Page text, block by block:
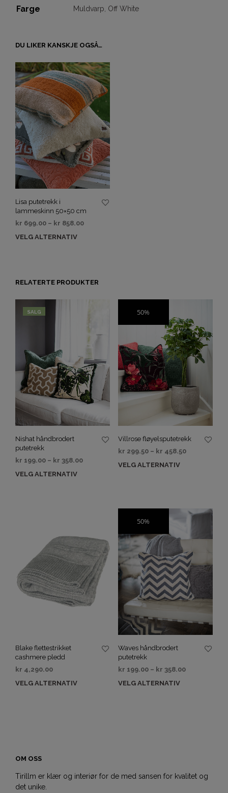
Farge Muldvarp Off White
DU LIKER KANSKJE OGSÅ…
Lisa putetrekk i
lammeskinn 50×50 cm
kr 699.00 – kr 858.00
VELG ALTERNATIV
RELATERTE PRODUKTER
SALG
Nishat håndbrodert
putetrekk
kr 199.00 – kr 358.00
VELG ALTERNATIV
50%
SALG
Villrose fløyelsputetrekk
kr 299.50– kr 458.50
VELG ALTERNATIV
Blake flettestrikket
cashmere pledd
kr 4,290.00
VELG ALTERNATIV
50%
SALG
Waves håndbrodert
putetrekk
kr 199.00– kr 358.00
VELG ALTERNATIV
OM OSS
Tirillm er klær og interiør for de med sansen for kvalitet og
det unike.